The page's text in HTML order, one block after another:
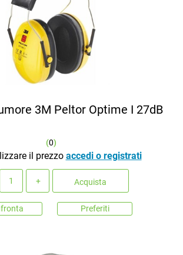
3M Peltor Optime I 27dB
(0)
il prezzo accedi o registrati
Acquista
Preferiti